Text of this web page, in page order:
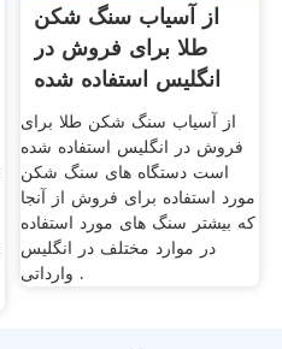
از آسیاب سنگ شکن
طلا برای فروش در
انگلیس استفاده شده
است
از آسیاب سنگ شکن طلا برای
فروش در انگلیس استفاده شده
است دستگاه های سنگ شکن
مورد استفاده برای فروش از آنجا
که بیشتر سنگ های مورد استفاده
در موارد مختلف در انگلیس
وارداتی .